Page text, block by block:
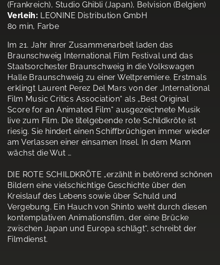
(Frankreich), Studio Ghibli (Japan), Belvision (Belgien)
Verleih: LEONINE Distribution GmbH
80 min, Farbe
Im 21. Jahr ihrer Zusammenarbeit laden das
Braunschweig International Film Festival und das
Staatsorchester Braunschweig in die Volkswagen
Halle Braunschweig zu einer Weltpremiere. Erstmals
erklingt Laurent Perez Del Mars von der „International
Film Music Critics Association“ als „Best Original
Score for an Animated Film“ ausgezeichnete Musik
live zum Film. Die titelgebende rote Schildkröte ist
riesig. Sie hindert einen Schiffbrüchigen immer wieder
am Verlassen einer einsamen Insel. In dem Mann
wächst die Wut …
DIE ROTE SCHILDKRÖTE „erzählt in betörend schönen
Bildern eine vielschichtige Geschichte über den
Kreislauf des Lebens sowie über Schuld und
Vergebung. Ein Hauch von Shinto weht durch diesen
kontemplativen Animationsfilm, der eine Brücke
zwischen Japan und Europa schlägt“, schreibt der
Filmdienst.